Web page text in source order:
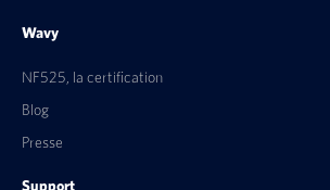
Wavy
NF525, la certification
Blog
Presse